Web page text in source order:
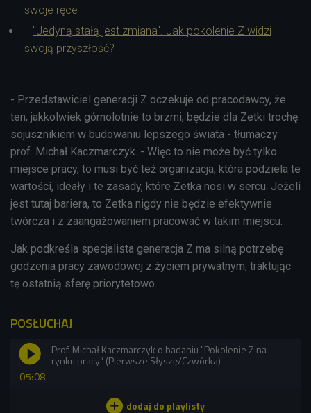
swoje ręce
"Jedyną stałą jest zmiana". Jak pokolenie Z widzi
swoją przyszłość?
- Przedstawiciel generacji Z oczekuje od pracodawcy, że
ten, jakkolwiek górnolotnie to brzmi, będzie dla Zetki trochę
sojusznikiem w budowaniu lepszego świata - tłumaczy
prof. Michał Kaczmarczyk. - Więc to nie może być tylko
miejsce pracy, to musi być też organizacja, która podziela te
wartości, ideały i te zasady, które Zetka nosi w sercu. Jeżeli
jest tutaj bariera, to Zetka nigdy nie będzie efektywnie
twórcza i z zaangażowaniem pracować w takim miejscu.
Jak podkreśla specjalista generacja Z ma silną potrzebę
godzenia pracy zawodowej z życiem prywatnym, traktując
tę ostatnią sferę priorytetowo.
POSŁUCHAJ
05:08
Prof. Michał Kaczmarczyk o badaniu "Pokolenie Z na
rynku pracy” (Pierwsze Słyszę/Czwórka)